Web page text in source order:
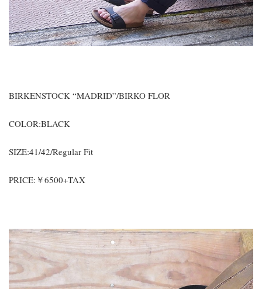
BIRKENSTOCK “MADRID”/BIRKO FLOR
COLOR:BLACK
SIZE:41/42/Regular Fit
PRICE:￥6500+TAX